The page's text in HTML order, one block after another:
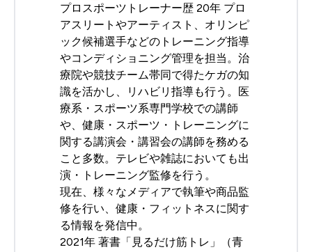
プロスポーツトレーナー歴 20年 プロ
アスリートやアーティスト、オリンピ
ック候補選手などのトレーニング指導
やコンディショニング管理を担当。治
療院や競技チーム帯同で得たケガの知
識を活かし、リハビリ指導も行う。医
療系・スポーツ系専門学校での講師
や、健康・スポーツ・トレーニングに
関する講演会・講習会の講師を務める
こと多数。テレビや雑誌においても出
演・トレーニング監修を行う。
現在、様々なメディアで執筆や商品監
修を行い、健康・フィットネスに関す
る情報を発信中。
2021年 著書「見るだけ筋トレ」（青